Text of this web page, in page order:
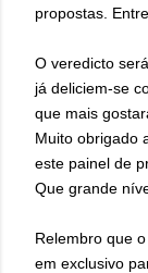
propostas.
O veredicto
já deliciem-se
que mais
Muito obrigado
este painel de
Que grande
Relembro que
em exclusivo